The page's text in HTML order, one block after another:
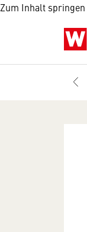
Zum Inhalt springen